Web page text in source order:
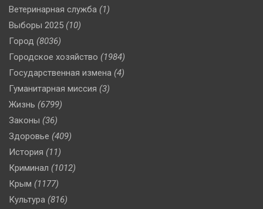
Ветеринарная служба (1)
Выборы 2025 (10)
Город (8036)
Городское хозяйство (1984)
Государственная измена (4)
Гуманитарная миссия (3)
Жизнь (6799)
Законы (36)
Здоровье (409)
История (11)
Криминал (1012)
Крым (1177)
Культура (816)